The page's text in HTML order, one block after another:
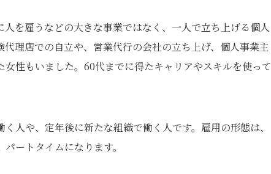
を雇うなどの大きな事業ではなく、一人で立ち上げる個人
理店での自立や、営業代行の会社の立ち上げ、個人事業主
性もいました。60代までに得たキャリアやスキルを使って
人や、定年後に新たな組織で働く人です。雇用の形態は、
ートタイムになります。